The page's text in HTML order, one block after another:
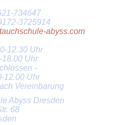
734647
3725914
abyss.com
12.30 Uhr
18.00 Uhr
-
12.00 Uhr
Vereinbarung
Abyss Dresden
68